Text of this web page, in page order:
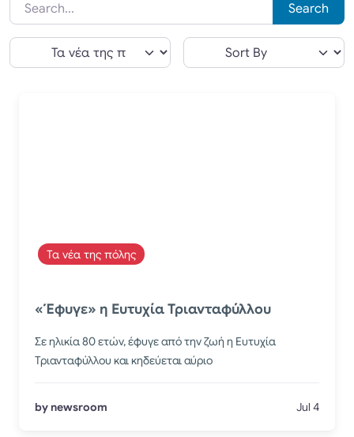
Search
Τα νέα της πόλης
«Έφυγε» η Ευτυχία Τριανταφύλλου
Σε ηλικία 80 ετών, έφυγε από την ζωή η Ευτυχία
Τριανταφύλλου και κηδεύεται αύριο
by newsroom Jul 4